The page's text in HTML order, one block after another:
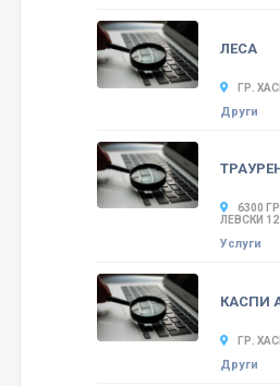
ЛЕСА
ГР.
Други
6300
ЛЕВСКИ
Услуги
КАСПИ
ГР.
Други